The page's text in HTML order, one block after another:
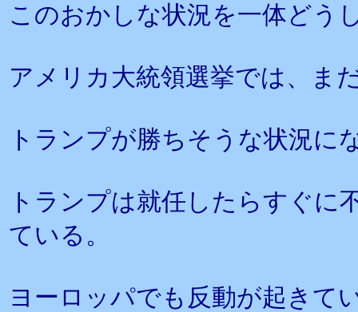
このおかしな状況を一体どう
アメリカ大統領選挙では、ま
トランプが勝ちそうな状況に
トランプは就任したらすぐに
ている。
ヨーロッパでも反動が起きて